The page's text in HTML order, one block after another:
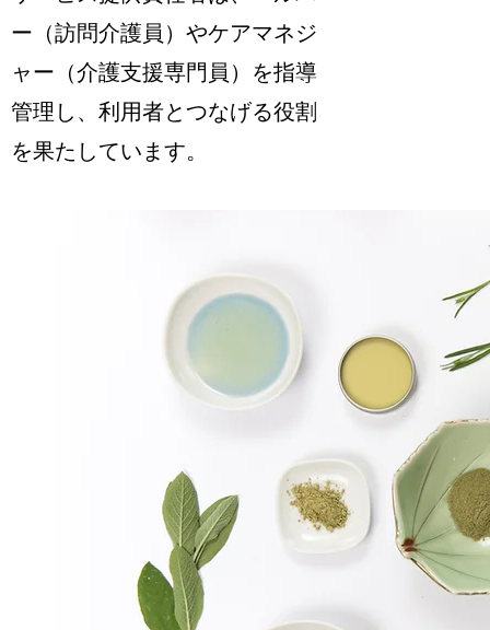
ー（訪問介護員）やケアマネジ
ャー（介護支援専門員）を指導
管理し、利用者とつなげる役割
を果たしています。